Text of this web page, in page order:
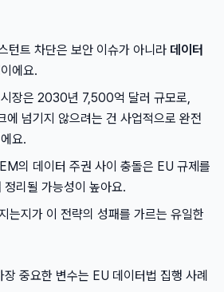
턴트 차단은 보안 이슈가 아니라 데이터
이에요.
장은 2030년 7,500억 달러 규모로,
에 넘기지 않으려는 건 사업적으로 완전
요.
의 데이터 주권 사이 충돌은 EU 규제를
리될 가능성이 높아요.
는지가 이 전략의 성패를 가르는 유일한
중요한 변수는 EU 데이터법 집행 사례